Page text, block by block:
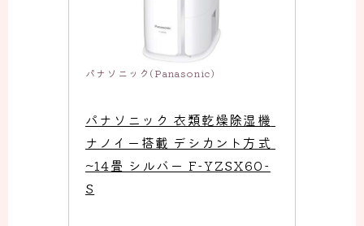
パナソニック(Panasonic)
パナソニック 衣類乾燥除湿機
ナノイー搭載 デシカント方式
~14畳 シルバー F-YZSX60-
S